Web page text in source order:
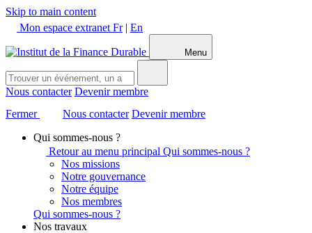
Skip to main content
Mon espace extranet Fr| En
Menu
Nous contacter Devenir membre
Fermer
Nous contacter Devenir membre
Qui sommes-nous ?
Retour au menu principal Qui sommes-nous ?
Nos missions
Notre gouvernance
Notre équipe
Nos membres
Qui sommes-nous ?
Nos travaux